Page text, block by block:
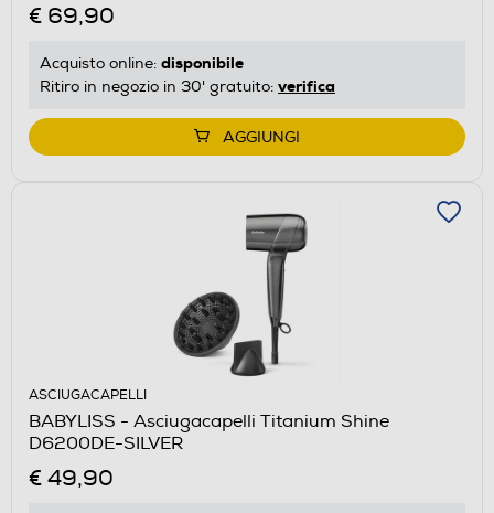
€ 69,90
Acquisto online: disponibile
Ritiro in negozio in 30' gratuito: verifica
AGGIUNGI
ASCIUGACAPELLI
BABYLISS - Asciugacapelli Titanium Shine
D6200DE-SILVER
€ 49,90